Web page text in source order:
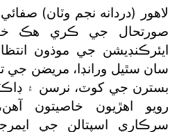
لاهور (دردانه نجم وٽان)
صورتحال جي ڪري هڪ
ايئرڪنڊيشن جي موذون
سان سٿيل ورانڊا، مريضن جي
بسترن جي کوٽ، نرسن ۽
رويو اهڙيون خاصيتون
سرڪاري اسپتالن جي